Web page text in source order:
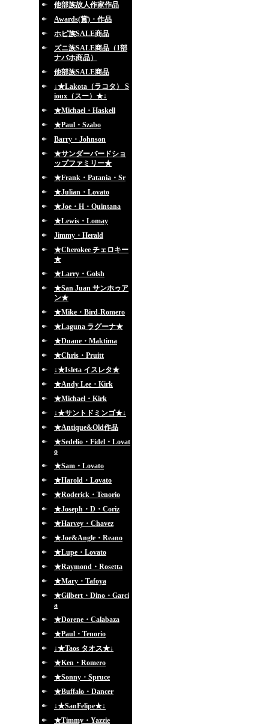
他部族故人作家作品
Awards(賞)・作品
ホピ族SALE商品
ズニ族SALE商品（1部
ナバホ商品）
他部族SALE商品
↓★Lakota（ラコタ） S
ioux（スー）★↓
★Michael・Haskell
★Paul・Szabo
Barry・Johnson
★サンダーバードショ
ップファミリー★
★Frank・Patania・Sr
★Julian・Lovato
★Joe・H・Quintana
★Lewis・Lomay
Jimmy・Herald
★Cherokee チェロキー
★
★Larry・Golsh
★San Juan サンホゥア
ン★
★Mike・Bird-Romero
★Laguna ラグーナ★
★Duane・Maktima
★Chris・Pruitt
↓★Isleta イスレタ★
★Andy Lee・Kirk
★Michael・Kirk
↓★サントドミンゴ★↓
★Antique&Old作品
★Sedelio・Fidel・Lovat
o
★Sam・Lovato
★Harold・Lovato
★Roderick・Tenorio
★Joseph・D・Coriz
★Harvey・Chavez
★Joe&Angle・Reano
★Lupe・Lovato
★Raymond・Rosetta
★Mary・Tafoya
★Gilbert・Dino・Garci
a
★Dorene・Calabaza
★Paul・Tenorio
↓★Taos タオス★↓
★Ken・Romero
★Sonny・Spruce
★Buffalo・Dancer
↓★SanFelipe★↓
★Timmy・Yazzie